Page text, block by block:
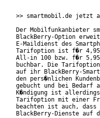
>> smartmobil.de jetzt
Der Mobilfunkanbieter
BlackBerry-Option
E-Maildienst des
Tarifoption ist f�r 4,95
All-in 100 bzw. f�r
buchbar. Die
auf ihr BlackBerry-
den pers�nlichen
gebucht und bei Bedarf
K�ndigung ist
Tarifoption mit einer
beachten ist auch, dass
BlackBerry-Dienste auf